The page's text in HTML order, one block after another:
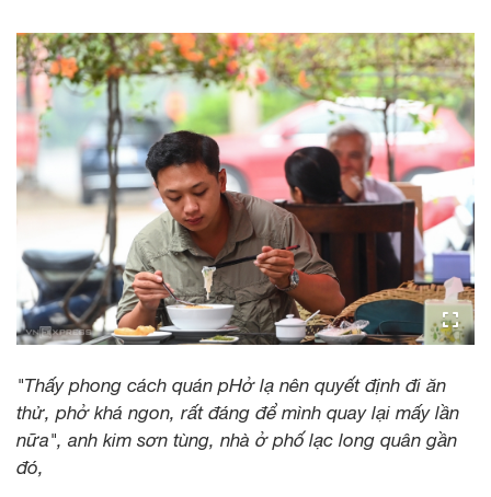
"Thấy phong cách quán pHở lạ nên quyết định đi ăn
thử, phở khá ngon, rất đáng để mình quay lại mấy lần
nữa", anh kim sơn tùng, nhà ở phố lạc long quân gần
đó,